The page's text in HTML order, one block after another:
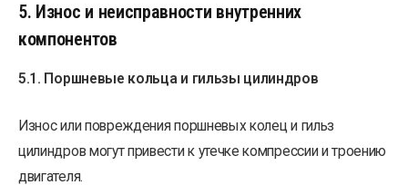
5. Износ и неисправности внутренних
компонентов
5.1. Поршневые кольца и гильзы цилиндров
Износ или повреждения поршневых колец и гильз
цилиндров могут привести к утечке компрессии и троению
двигателя.